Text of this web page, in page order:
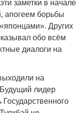
заметки в начале
апогеем борьбы
Других
обо всём
диалоги на
на
лидер